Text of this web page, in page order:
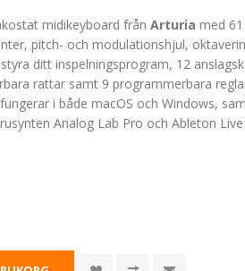
midikeyboard frånArturia med
pitch- och modulationshjul,
ditt inspelningsprogram, 12
rattar samt 9 programmerbara
i både macOS och Windows,
Analog Lab Pro och Ableton